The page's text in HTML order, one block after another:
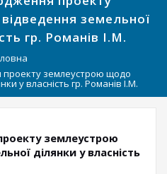
земельної
гр. Романів І.М.
землеустрою щодо
у власність гр. Романів І.М.
землеустрою
ділянки у власність